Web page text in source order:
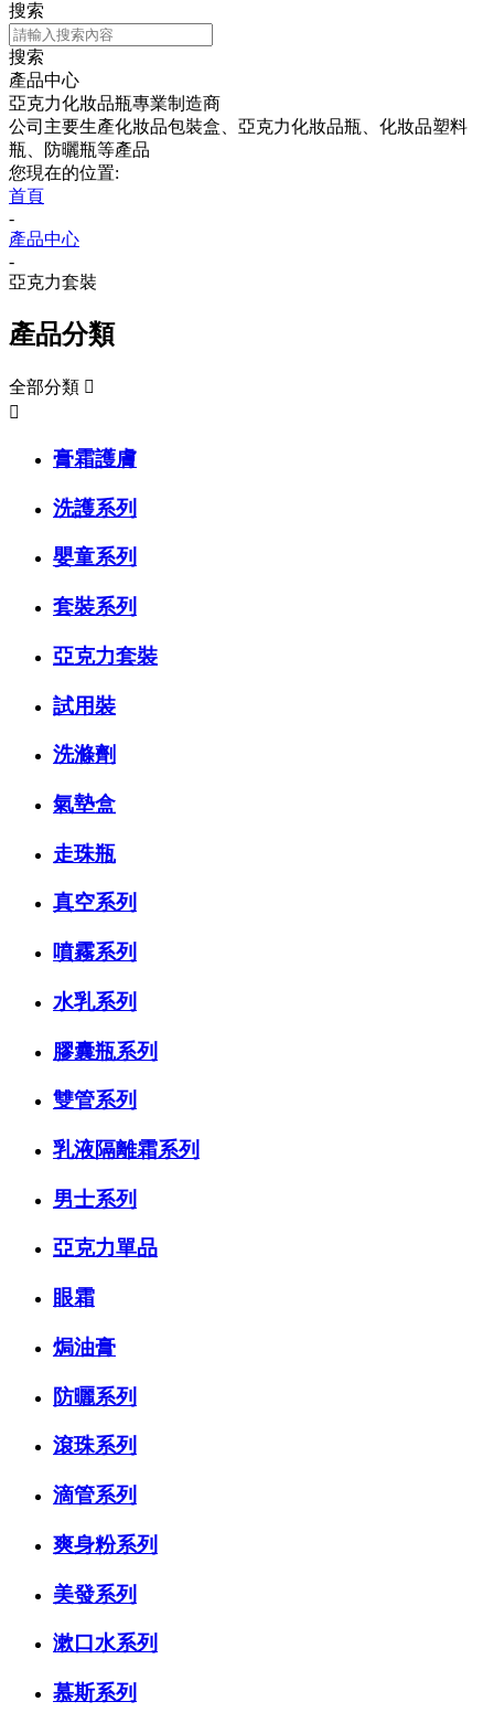
搜索
搜索
產品中心
亞克力化妝品瓶專業制造商
公司主要生產化妝品包裝盒、亞克力化妝品瓶、化妝品塑料
瓶、防曬瓶等產品
您現在的位置:
首頁
-
產品中心
-
亞克力套裝
產品分類
全部分類 

膏霜護膚
洗護系列
嬰童系列
套裝系列
亞克力套裝
試用裝
洗滌劑
氣墊盒
走珠瓶
真空系列
噴霧系列
水乳系列
膠囊瓶系列
雙管系列
乳液隔離霜系列
男士系列
亞克力單品
眼霜
焗油膏
防曬系列
滾珠系列
滴管系列
爽身粉系列
美發系列
漱口水系列
慕斯系列